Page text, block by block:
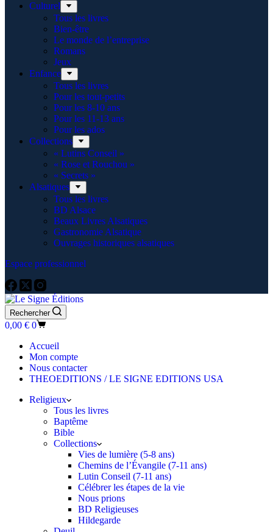
Culturel
Tous les livres
Bien-être
Le monde de l’entreprise
Romans
Jeux
Enfance
Tous les livres
Pour les tout-petits
Pour les 8-10 ans
Pour les 11-13 ans
Pour les ados
Collections
« Lutins Conseil »
« Rose et Rouchou »
« Secrets »
Alsatiques
Tous les livres
BD Alsace
Beaux Livres Alsatiques
Gastronomie Alsatique
Ouvrages historiques alsatiques
Espace professionnel
Rechercher
Panier
0,00 € 0
Accueil
Mon compte
Nous contacter
THEOEDITIONS / LE SIGNE EDITIONS USA
Religieux
Tous les livres
Baptême
Bible
Collections
Vies de lumière (5-8 ans)
Chemins de l’Évangile (7-11 ans)
Lutin Conseil (7-11 ans)
Célébrer les étapes de la vie
Nous prions
BD Religieuses
Hildegarde